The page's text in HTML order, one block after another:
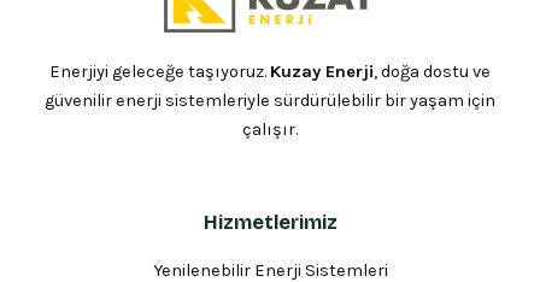
Enerjiyi geleceğe taşıyoruz. Kuzay Enerji, doğa dostu ve
güvenilir enerji sistemleriyle sürdürülebilir bir yaşam için
çalışır.
Hizmetlerimiz
Yenilenebilir Enerji Sistemleri